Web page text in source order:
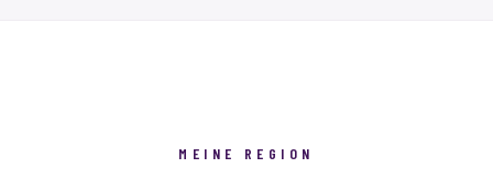
MEINE REGION